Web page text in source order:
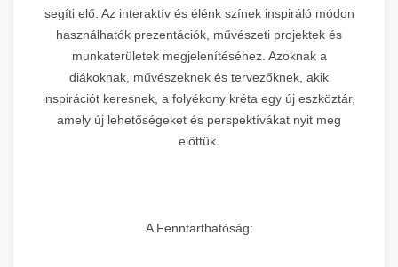
segíti elő. Az interaktív és élénk színek inspiráló módon
használhatók prezentációk, művészeti projektek és
munkaterületek megjelenítéséhez. Azoknak a
diákoknak, művészeknek és tervezőknek, akik
inspirációt keresnek, a folyékony kréta egy új eszköztár,
amely új lehetőségeket és perspektívákat nyit meg
előttük.
A Fenntarthatóság: